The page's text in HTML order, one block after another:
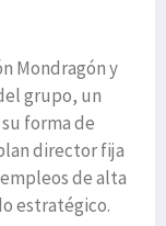
Mondragón y
grupo, un
forma de
director fija
de alta
estratégico.